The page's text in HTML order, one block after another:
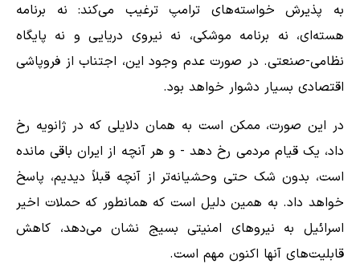
به پذیرش خواسته‌های ترامپ ترغیب می‌کند: نه برنامه
هسته‌ای، نه برنامه موشکی، نه نیروی دریایی و نه پایگاه
نظامی-صنعتی. در صورت عدم وجود این، اجتناب از فروپاشی
اقتصادی بسیار دشوار خواهد بود.
در این صورت، ممکن است به همان دلایلی که در ژانویه رخ
داد، یک قیام مردمی رخ دهد - و هر آنچه از ایران باقی مانده
است، بدون شک حتی وحشیانه‌تر از آنچه قبلاً دیدیم، پاسخ
خواهد داد. به همین دلیل است که همانطور که حملات اخیر
اسرائیل به نیروهای امنیتی بسیج نشان می‌دهد، کاهش
قابلیت‌های آنها اکنون مهم است.